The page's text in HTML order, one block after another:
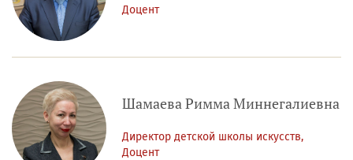
Доцент
Шамаева Римма Миннегалиевна
Директор детской школы искусств,
Доцент